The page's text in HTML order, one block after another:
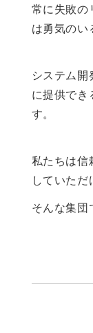
常に失敗の
は勇気のい
システム
に提供で
す。
私たちは信
していただ
そんな集団